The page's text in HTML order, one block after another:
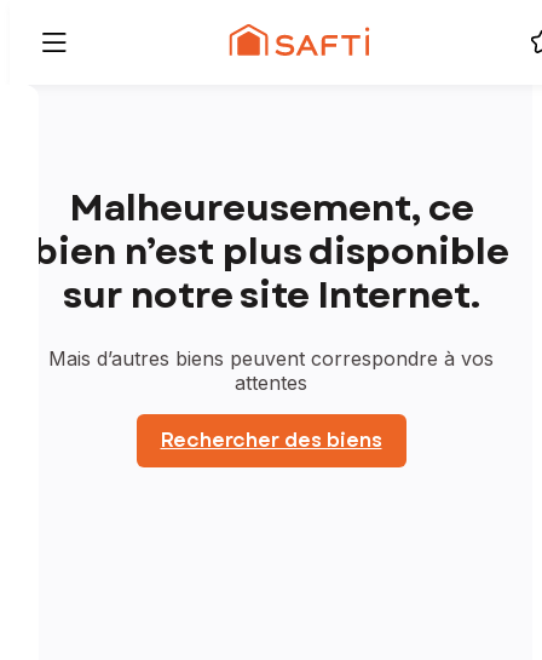
Malheureusement, ce
bien n’est plus disponible
sur notre site Internet.
Mais d’autres biens peuvent correspondre à vos
attentes
Rechercher des biens